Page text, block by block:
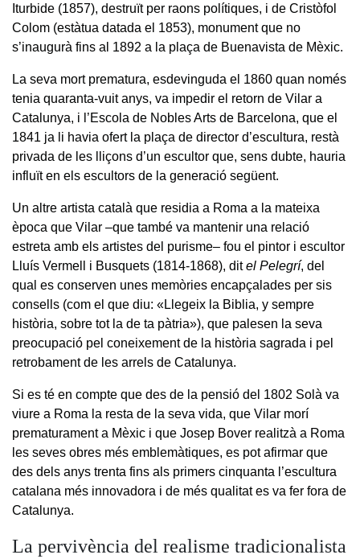
Iturbide (1857), destruït per raons polítiques, i de Cristòfol
Colom (estàtua datada el 1853), monument que no
s’inaugurà fins al 1892 a la plaça de Buenavista de Mèxic.
La seva mort prematura, esdevinguda el 1860 quan només
tenia quaranta-vuit anys, va impedir el retorn de Vilar a
Catalunya, i l’Escola de Nobles Arts de Barcelona, que el
1841 ja li havia ofert la plaça de director d’escultura, restà
privada de les lliçons d’un escultor que, sens dubte, hauria
influït en els escultors de la generació següent.
Un altre artista català que residia a Roma a la mateixa
època que Vilar –que també va mantenir una relació
estreta amb els artistes del purisme– fou el pintor i escultor
Lluís Vermell i Busquets (1814-1868), ditel Pelegrí, del
qual es conserven unes memòries encapçalades per sis
consells (com el que diu: «Llegeix la Biblia, y sempre
història, sobre tot la de ta pàtria»), que palesen la seva
preocupació pel coneixement de la història sagrada i pel
retrobament de les arrels de Catalunya.
Si es té en compte que des de la pensió del 1802 Solà va
viure a Roma la resta de la seva vida, que Vilar morí
prematurament a Mèxic i que Josep Bover realitzà a Roma
les seves obres més emblemàtiques, es pot afirmar que
des dels anys trenta fins als primers cinquanta l’escultura
catalana més innovadora i de més qualitat es va fer fora de
Catalunya.
La pervivència del realisme tradicionalista